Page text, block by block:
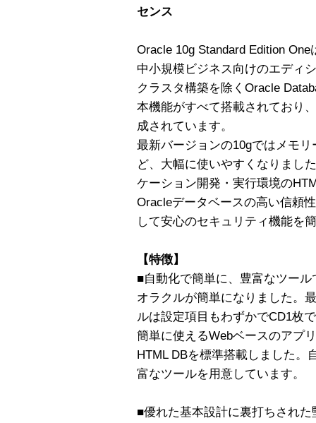
センス
Oracle 10g Standard Edition
中小規模ビジネス向けのエディ
クラスタ構築を除くOracle
本機能がすべて搭載されており
成されています。
最新バージョンの10gではメモ
ど、大幅に使いやすくなりまし
ケーション開発・実行環境の
Oracleデータベースの高い信頼
して安心のセキュリティ機能を
【特徴】
■自動化で簡単に、豊富なツール
オラクルが簡単になりました。
ルは設定項目もわずかでCD1枚
簡単に使えるWebベースのアプ
HTML DBを標準搭載しました。
富なツールを用意しています。
■優れた基本設計に裏打ちされ